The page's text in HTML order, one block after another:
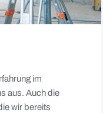
im
aus. Auch die
wir bereits